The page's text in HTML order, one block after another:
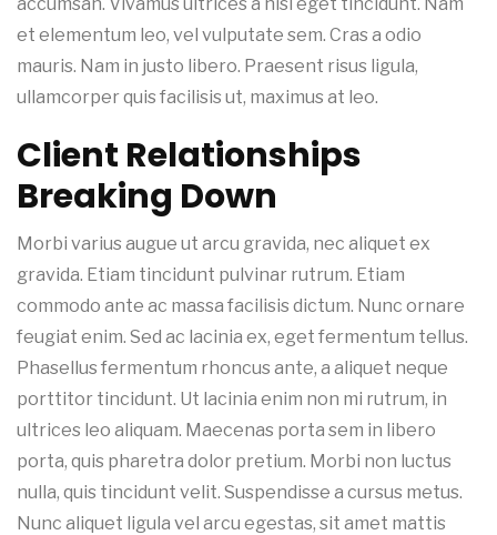
et elementum leo, vel vulputate sem. Cras a odio
mauris. Nam in justo libero. Praesent risus ligula,
ullamcorper quis facilisis ut, maximus at leo.
Client Relationships
Breaking Down
Morbi varius augue ut arcu gravida, nec aliquet ex
gravida. Etiam tincidunt pulvinar rutrum. Etiam
commodo ante ac massa facilisis dictum. Nunc ornare
feugiat enim. Sed ac lacinia ex, eget fermentum tellus.
Phasellus fermentum rhoncus ante, a aliquet neque
porttitor tincidunt. Ut lacinia enim non mi rutrum, in
ultrices leo aliquam. Maecenas porta sem in libero
porta, quis pharetra dolor pretium. Morbi non luctus
nulla, quis tincidunt velit. Suspendisse a cursus metus.
Nunc aliquet ligula vel arcu egestas, sit amet mattis